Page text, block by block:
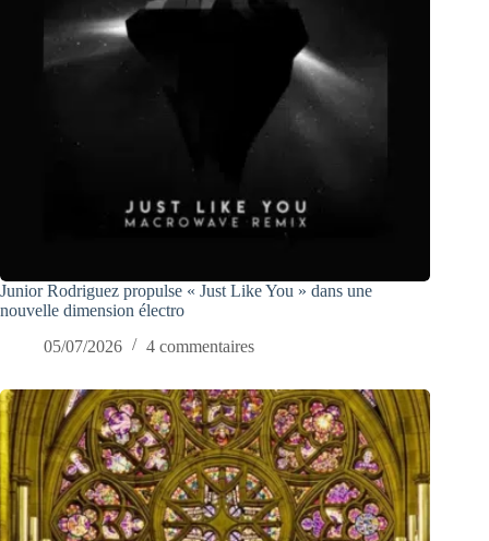
Junior Rodriguez propulse « Just Like You » dans une
nouvelle dimension électro
05/07/2026
4 commentaires